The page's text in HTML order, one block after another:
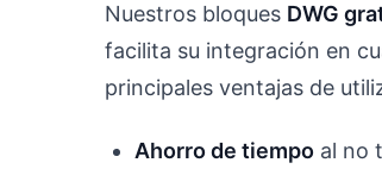
Nuestros bloques DWG
facilita su integración en
principales ventajas de
Ahorro de tiempo al no